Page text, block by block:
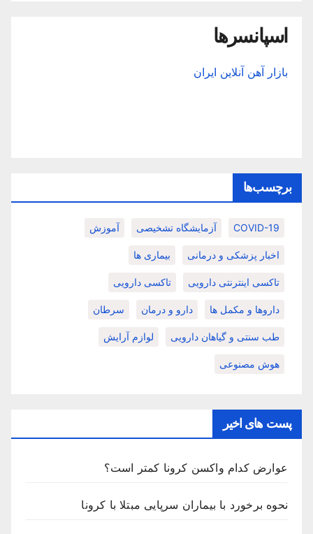
اسپانسرها
بازار آهن آنلاین ایران
برچسب‌ها
COVID-19 آزمایشگاه تشخیصی آموزش
اخبار پزشکی و درمانی بیماری ها
تاکسی اینترنتی دارویی تاکسی دارویی
داروها و مکمل ها دارو و درمان سرطان
طب سنتی و گیاهان دارویی لوازم آرایش
هوش مصنوعی
پست های اخیر
عوارض کدام واکسن کرونا کمتر است؟
نحوه برخورد با بیماران سرپایی مبتلا با کرونا